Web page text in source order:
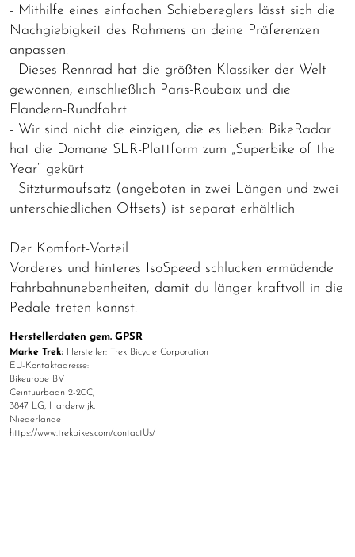
- Mithilfe eines einfachen Schiebereglers lässt sich die
Nachgiebigkeit des Rahmens an deine Präferenzen
anpassen.
- Dieses Rennrad hat die größten Klassiker der Welt
gewonnen, einschließlich Paris-Roubaix und die
Flandern-Rundfahrt.
- Wir sind nicht die einzigen, die es lieben: BikeRadar
hat die Domane SLR-Plattform zum „Superbike of the
Year“ gekürt
- Sitzturmaufsatz (angeboten in zwei Längen und zwei
unterschiedlichen Offsets) ist separat erhältlich
Der Komfort-Vorteil
Vorderes und hinteres IsoSpeed schlucken ermüdende
Fahrbahnunebenheiten, damit du länger kraftvoll in die
Pedale treten kannst.
Herstellerdaten gem. GPSR
Marke Trek: Hersteller: Trek Bicycle Corporation
EU-Kontaktadresse:
Bikeurope BV
Ceintuurbaan 2-20C,
3847 LG, Harderwijk,
Niederlande
https://www.trekbikes.com/contactUs/